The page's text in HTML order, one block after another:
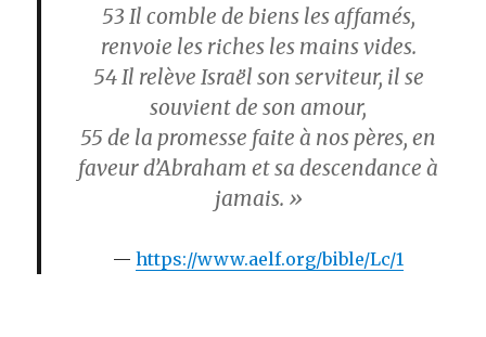
53 Il comble de biens les affamés,
renvoie les riches les mains vides.
54Il relève Israël son serviteur, il se
souvient de son amour,
55 de la promesse faite à nos pères, en
faveur d’Abraham et sa descendance à
jamais. »
https://www.aelf.org/bible/Lc/1